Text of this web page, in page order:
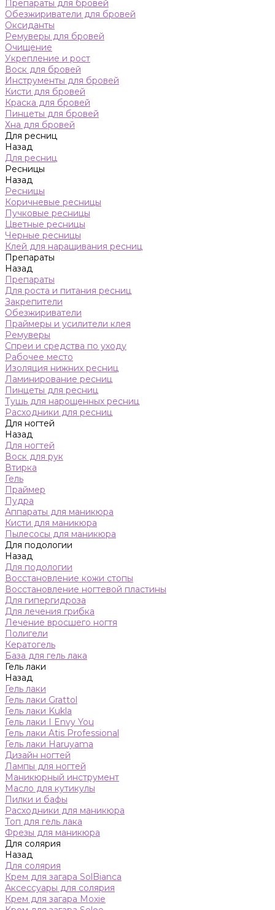
Препараты для бровей
Обезжириватели для бровей
Оксиданты
Ремуверы для бровей
Очищение
Укрепление и рост
Воск для бровей
Инструменты для бровей
Кисти для бровей
Краска для бровей
Пинцеты для бровей
Хна для бровей
Для ресниц
Назад
Для ресниц
Ресницы
Назад
Ресницы
Коричневые ресницы
Пучковые ресницы
Цветные ресницы
Черные ресницы
Клей для наращивания ресниц
Препараты
Назад
Препараты
Для роста и питания ресниц
Закрепители
Обезжириватели
Праймеры и усилители клея
Ремуверы
Спреи и средства по уходу
Рабочее место
Изоляция нижних ресниц
Ламинирование ресниц
Пинцеты для ресниц
Тушь для нарощенных ресниц
Расходники для ресниц
Для ногтей
Назад
Для ногтей
Воск для рук
Втирка
Гель
Праймер
Пудра
Аппараты для маникюра
Кисти для маникюра
Пылесосы для маникюра
Для подологии
Назад
Для подологии
Восстановление кожи стопы
Восстановление ногтевой пластины
Для гипергидроза
Для лечения грибка
Лечение вросшего ногтя
Полигели
Кератогель
База для гель лака
Гель лаки
Назад
Гель лаки
Гель лаки Grattol
Гель лаки Kukla
Гель лаки I Envy You
Гель лаки Atis Professional
Гель лаки Haruyama
Дизайн ногтей
Лампы для ногтей
Маникюрный инструмент
Масло для кутикулы
Пилки и бафы
Расходники для маникюра
Топ для гель лака
Фрезы для маникюра
Для солярия
Назад
Для солярия
Крем для загара SolBianca
Аксессуары для солярия
Крем для загара Moxie